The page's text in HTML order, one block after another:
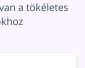
a tökéletes